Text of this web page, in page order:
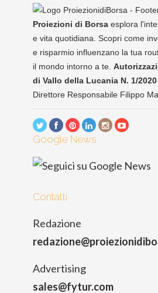
Proiezioni di Borsa esplora
e vita quotidiana. Scopri come
e risparmio influenzano la tua
il mondo intorno a te.
di Vallo della Lucania N. 1/
Direttore Responsabile Filippo
Google News
Contatti
Redazione
Advertising
sales@fytur.com